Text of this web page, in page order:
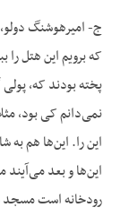
ج- امیرهوشنگ
که برویم این هتل را
پخته بودند که،
نمی‌دانم کی بود،
این را. این‌ها هم
این‌ها و بعد می‌آیند
رودخانه است مسجد